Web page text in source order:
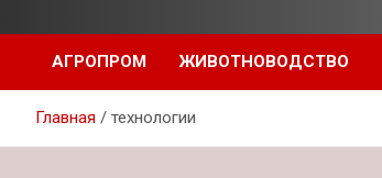
АГРОПРОМ ЖИВОТНОВОДСТВО
Главная технологии